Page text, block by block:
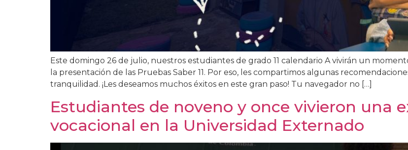
Este domingo 26 de julio, nuestros estudiantes de grado 11 calendario A vivirán un
la presentación de las Pruebas Saber 11. Por eso, les compartimos algunas
tranquilidad. ¡Les deseamos muchos éxitos en este gran paso! Tu navegador no […]
Estudiantes de noveno y once vivieron una
vocacional en la Universidad Externado